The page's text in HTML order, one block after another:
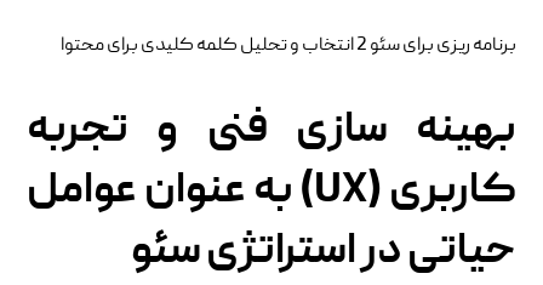
برنامه‌ ریزی برای سئو 2 انتخاب و تحلیل کلمه کلیدی برای محتوا
بهینه ‌سازی فنی و تجربه
کاربری (UX) به عنوان عوامل
حیاتی در استراتژی سئو